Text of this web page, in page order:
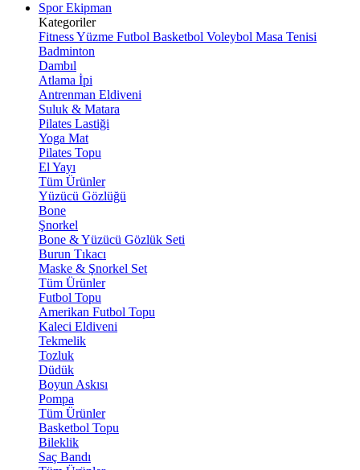
Spor Ekipman
Kategoriler
FitnessYüzme Futbol Basketbol Voleybol Masa Tenisi
Badminton
Dambıl
Atlama İpi
Antrenman Eldiveni
Suluk & Matara
Pilates Lastiği
Yoga Mat
Pilates Topu
El Yayı
Tüm Ürünler
Yüzücü Gözlüğü
Bone
Şnorkel
Bone & Yüzücü Gözlük Seti
Burun Tıkacı
Maske & Şnorkel Set
Tüm Ürünler
Futbol Topu
Amerikan Futbol Topu
Kaleci Eldiveni
Tekmelik
Tozluk
Düdük
Boyun Askısı
Pompa
Tüm Ürünler
Basketbol Topu
Bileklik
Saç Bandı